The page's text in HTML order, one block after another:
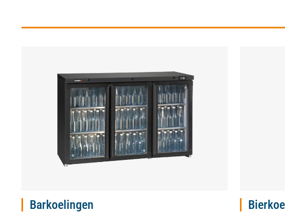
Barkoelingen